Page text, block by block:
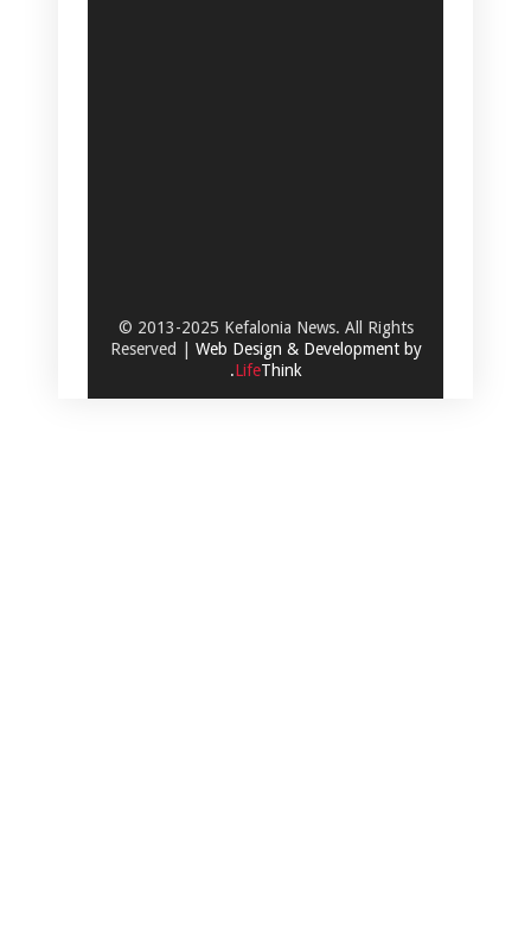
© 2013-2025 Kefalonia News. All Rights
Reserved | Web Design & Development by
.LifeThink